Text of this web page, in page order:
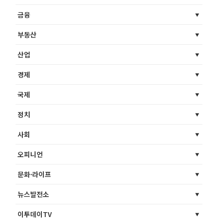
금융
부동산
산업
경제
국제
정치
사회
오피니언
문화·라이프
뉴스발전소
이투데이TV